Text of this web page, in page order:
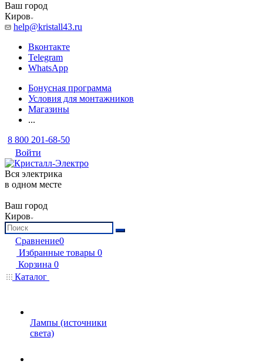
Ваш город
Киров
help@kristall43.ru
Вконтакте
Telegram
WhatsApp
Бонусная программа
Условия для монтажников
Магазины
...
8 800 201-68-50
Войти
Вся электрика
в одном месте
Ваш город
Киров
Сравнение0
Избранные товары 0
Корзина 0
Каталог
Лампы (источники
света)